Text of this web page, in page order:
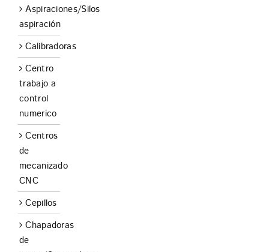
Aspiraciones/Silos
aspiración
Calibradoras
Centro
trabajo a
control
numerico
Centros
de
mecanizado
CNC
Cepillos
Chapadoras
de